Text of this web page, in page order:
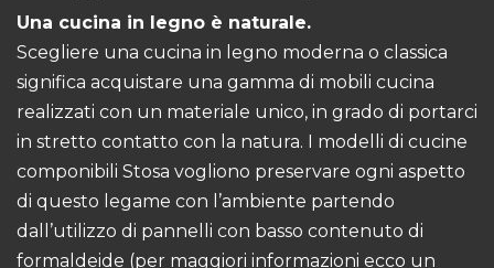
Una cucina in legno è naturale.
Scegliere una cucina in legno moderna o classica
significa acquistare una gamma di mobili cucina
realizzati con un materiale unico, in grado di portarci
in stretto contatto con la natura. I modelli di cucine
componibili Stosa vogliono preservare ogni aspetto
di questo legame con l’ambiente partendo
dall’utilizzo di pannelli con basso contenuto di
formaldeide (per maggiori informazioni ecco un